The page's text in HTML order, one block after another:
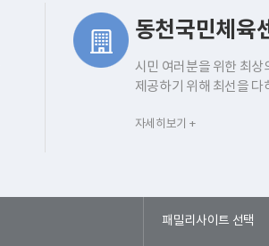
동천국민체육
시민 여러분을 위한 최상
제공하기 위해 최선을 다
자세히보기 +